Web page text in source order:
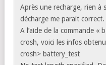
Après une recharge, rien à
décharge me parait correct.
A l’aide de la commande «
crosh, voici les infos
crosh> battery_test